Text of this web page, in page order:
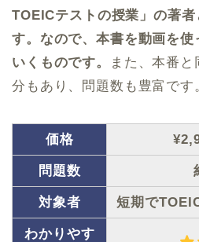
TOEICテストの授業」の著
す。なので、本書を動画を
いくものです。
また、本番
分もあり、問題数も豊富です
価格
問題数
対象者 短期で
わかりやす